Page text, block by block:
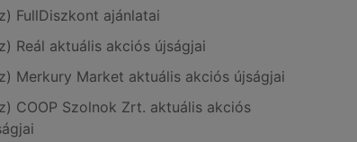
FullDiszkont ajánlatai
Reál aktuális akciós újságjai
Merkury Market aktuális akciós újságjai
COOP Szolnok Zrt. aktuális akciós